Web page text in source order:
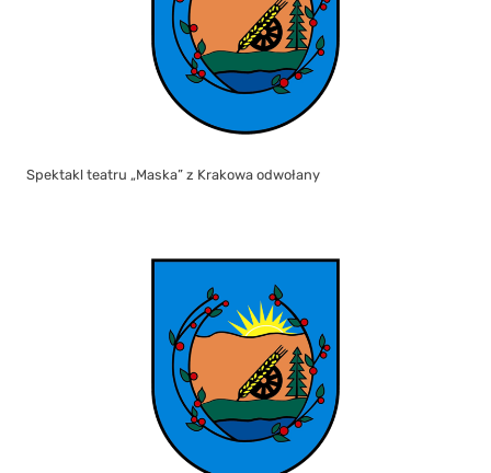
Spektakl teatru „Maska” z Krakowa odwołany